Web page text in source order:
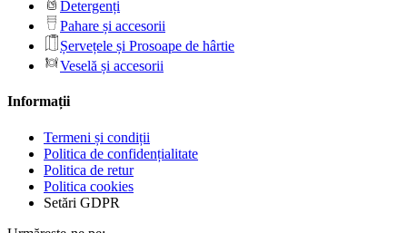
Detergenți
Pahare și accesorii
Șervețele și Prosoape de hârtie
Veselă și accesorii
Informații
Termeni și condiții
Politica de confidențialitate
Politica de retur
Politica cookies
Setări GDPR